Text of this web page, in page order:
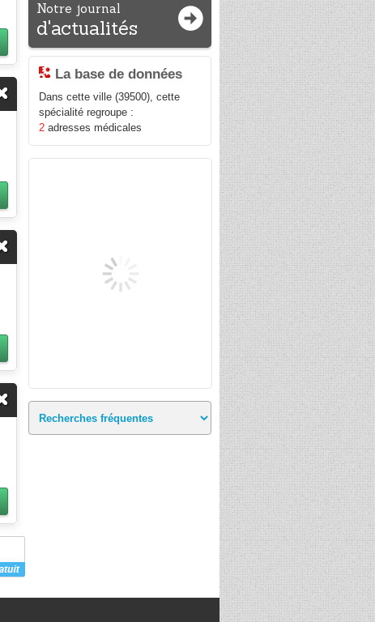
Notre journal
d'actualités
La base de données
Dans cette ville (39500), cette
spécialité regroupe :
2 adresses médicales